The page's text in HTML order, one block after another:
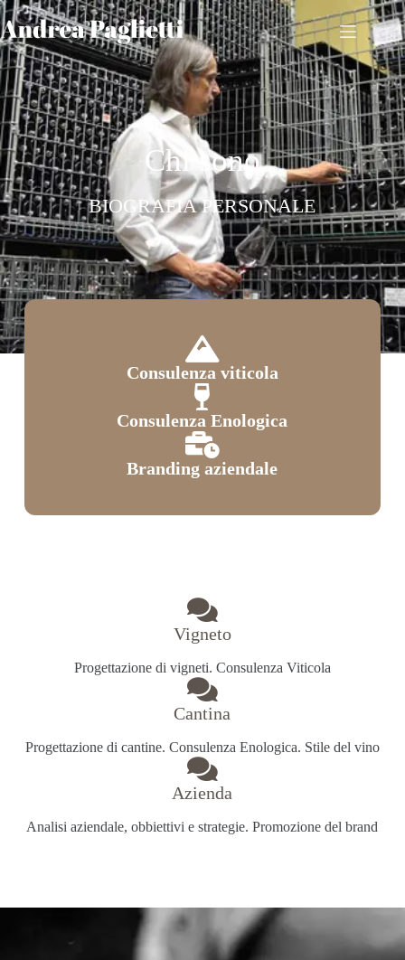
Chi sono
BIOGRAFIA PERSONALE
Consulenza viticola
Consulenza Enologica
Branding aziendale
Vigneto
Progettazione di vigneti. Consulenza Viticola
Cantina
Progettazione di cantine. Consulenza Enologica. Stile del vino
Azienda
Analisi aziendale, obbiettivi e strategie. Promozione del brand